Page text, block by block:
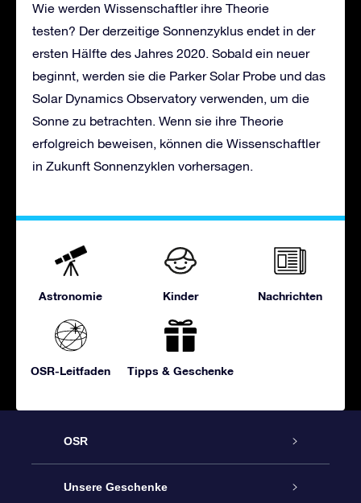
Wie werden Wissenschaftler ihre Theorie
testen? Der derzeitige Sonnenzyklus endet in der
ersten Hälfte des Jahres 2020. Sobald ein neuer
beginnt, werden sie die Parker Solar Probe und das
Solar Dynamics Observatory verwenden, um die
Sonne zu betrachten. Wenn sie ihre Theorie
erfolgreich beweisen, können die Wissenschaftler
in Zukunft Sonnenzyklen vorhersagen.
Astronomie Kinder Nachrichten
OSR-Leitfaden Tipps & Geschenke
OSR
Service
Unsere Geschenke